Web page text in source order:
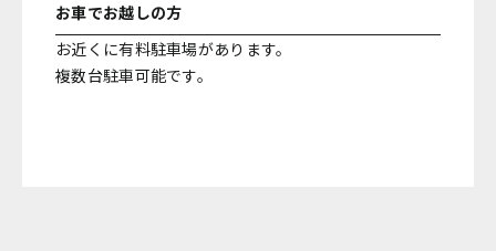
お車でお越しの方
お近くに有料駐車場があります。
複数台駐車可能です。